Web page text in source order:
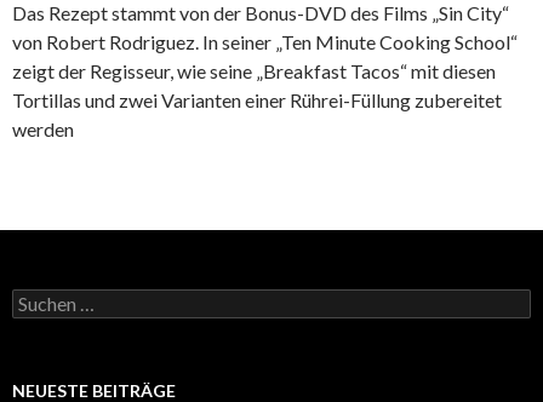
Das Rezept stammt von der Bonus-DVD des Films „Sin City“
von Robert Rodriguez. In seiner „Ten Minute Cooking School“
zeigt der Regisseur, wie seine „Breakfast Tacos“ mit diesen
Tortillas und zwei Varianten einer Rührei-Füllung zubereitet
werden
Suchen
nach:
NEUESTE BEITRÄGE